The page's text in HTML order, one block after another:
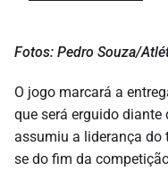
Fotos: Pedro Souza/
O jogo marcará a
que será erguido
assumiu a liderança do
se do fim da